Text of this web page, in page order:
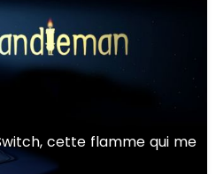
cette flamme qui me